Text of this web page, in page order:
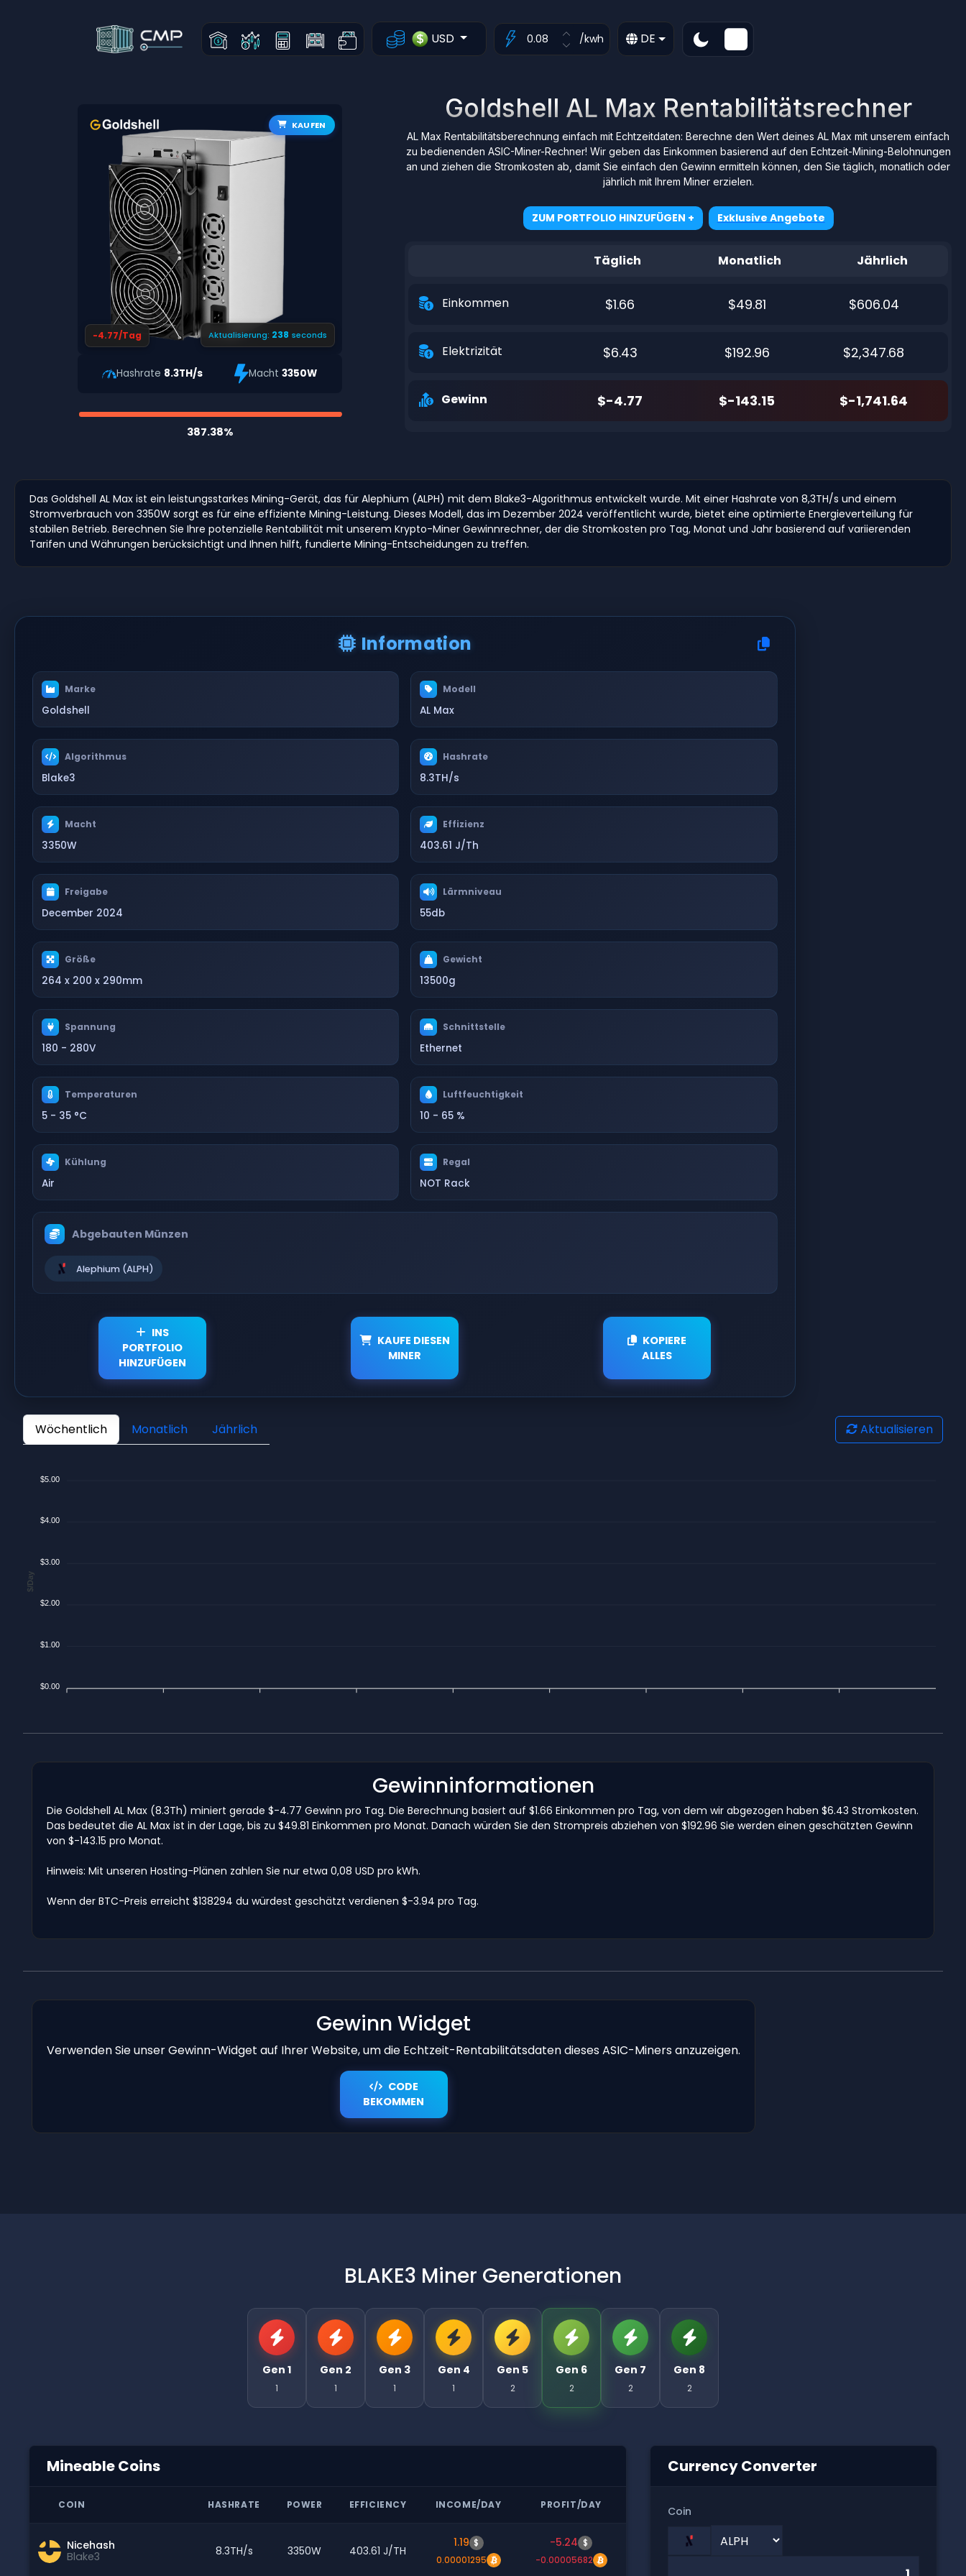
USD /kwh DE
KAUFEN
-4.77/Tag Aktualisierung: 237 seconds
Hashrate 8.3TH/s Macht 3350W
387.38%
Goldshell AL Max Rentabilitätsrechner
AL Max Rentabilitätsberechnung einfach mit Echtzeitdaten: Berechne den Wert deines AL Max mit unserem einfach
zu bedienenden ASIC-Miner-Rechner! Wir geben das Einkommen basierend auf den Echtzeit-Mining-Belohnungen
an und ziehen die Stromkosten ab, damit Sie einfach den Gewinn ermitteln können, den Sie täglich, monatlich oder
jährlich mit Ihrem Miner erzielen.
ZUM PORTFOLIO HINZUFÜGEN + Exklusive Angebote
Täglich Monatlich Jährlich
Einkommen $1.66 $49.81 $606.04
Elektrizität $6.43 $192.96 $2,347.68
Gewinn $-4.77 $-143.15 $-1,741.64
Das Goldshell AL Max ist ein leistungsstarkes Mining-Gerät, das für Alephium (ALPH) mit dem Blake3-Algorithmus entwickelt wurde. Mit einer Hashrate von 8,3TH/s und einem
Stromverbrauch von 3350W sorgt es für eine effiziente Mining-Leistung. Dieses Modell, das im Dezember 2024 veröffentlicht wurde, bietet eine optimierte Energieverteilung für
stabilen Betrieb. Berechnen Sie Ihre potenzielle Rentabilität mit unserem Krypto-Miner Gewinnrechner, der die Stromkosten pro Tag, Monat und Jahr basierend auf variierenden
Tarifen und Währungen berücksichtigt und Ihnen hilft, fundierte Mining-Entscheidungen zu treffen.
Information
Marke
Goldshell
Modell
AL Max
Algorithmus
Blake3
Hashrate
8.3TH/s
Macht
3350W
Effizienz
403.61 J/Th
Freigabe
December 2024
Lärmniveau
55db
Größe
264 x 200 x 290mm
Gewicht
13500g
Spannung
180 - 280V
Schnittstelle
Ethernet
Temperaturen
5 - 35 °C
Luftfeuchtigkeit
10 - 65 %
Kühlung
Air
Regal
NOT Rack
Abgebauten Münzen
Alephium (ALPH)
INS
PORTFOLIO
HINZUFÜGEN
KAUFE DIESEN
MINER
KOPIERE
ALLES
Wöchentlich Monatlich Jährlich Aktualisieren
$5.00
$4.00
$3.00
$2.00
$1.00
$0.00
$/Day
Gewinninformationen
Die Goldshell AL Max (8.3Th) miniert gerade $-4.77 Gewinn pro Tag. Die Berechnung basiert auf $1.66 Einkommen pro Tag, von dem wir abgezogen haben $6.43 Stromkosten.
Das bedeutet die AL Max ist in der Lage, bis zu $49.81 Einkommen pro Monat. Danach würden Sie den Strompreis abziehen von $192.96 Sie werden einen geschätzten Gewinn
von $-143.15 pro Monat.
Hinweis: Mit unseren Hosting-Plänen zahlen Sie nur etwa 0,08 USD pro kWh.
Wenn der BTC-Preis erreicht $138294 du würdest geschätzt verdienen $-3.94 pro Tag.
Gewinn Widget
Verwenden Sie unser Gewinn-Widget auf Ihrer Website, um die Echtzeit-Rentabilitätsdaten dieses ASIC-Miners anzuzeigen.
CODE
BEKOMMEN
BLAKE3 Miner Generationen
Gen 1
1
Gen 2
1
Gen 3
1
Gen 4
1
Gen 5
2
Gen 6
2
Gen 7
2
Gen 8
2
Mineable Coins
COIN HASHRATE POWER EFFICIENCY INCOME/DAY PROFIT/DAY
Nicehash
Blake3
8.3TH/s 3350W 403.61 J/TH
1.19 $
0.00001295
-5.24 $
-0.00005682
Currency Converter
Coin